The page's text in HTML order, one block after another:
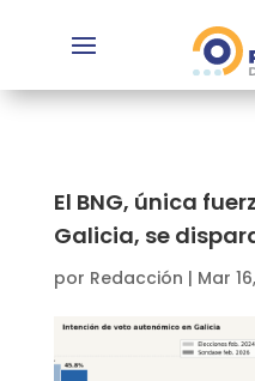
El BNG, única
Galicia, se
por Redacción | Mar